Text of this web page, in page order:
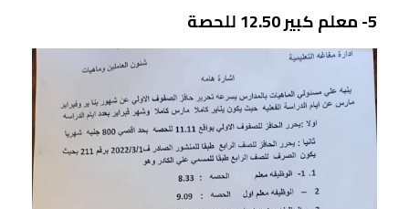
5- معلم كبير 12.50 للحصة